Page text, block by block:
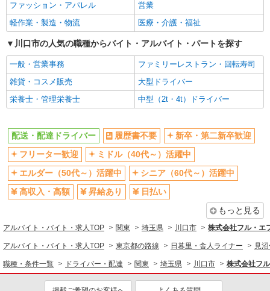
日払い
週払い
時間固定シフト制
髭（ひげ）OK
ネイルOK
ピアスOK
禁煙・分煙
車通勤OK
バイク通勤OK
残業少なめ（月20h未満）
交通費支給
社会保険あり
社員登用あり
資格取得支援制度あり
同じ職種から求人を探す
ドライバー・配達
配送・配達ドライバー
ミドル（40代～）活躍中
日払い
車通勤OK
交通費支給
社会保険あり
社員登用あり
ファッション・アパレル
営業
軽作業・製造・物流
医療・介護・福祉
川口市の人気の職種からバイト・アルバイト・パートを探す
一般・営業事務
ファミリーレストラン・回転寿司
雑貨・コスメ販売
大型ドライバー
栄養士・管理栄養士
中型（2t・4t）ドライバー
配送・配達ドライバー 履歴書不要
新卒・第二新卒歓迎
フリーター歓迎
ミドル（40代～）活躍中
エルダー（50代～）活躍中
シニア（60代～）活躍中
高収入・高額
昇給あり
日払い
もっと見る
アルバイト・バイト・求人TOP 関東 埼玉県 川口市 株式会社フル・エ
アルバイト・バイト・求人TOP 東京都の路線 日暮里・舎人ライナー 見
職種・条件一覧 ドライバー・配達 関東 埼玉県 川口市 株式会社フ